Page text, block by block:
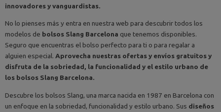
innovadores y vanguardistas.
No lo pienses más y entra en nuestra web para descubrir todos los
modelos de bolsos Slang Barcelona que tenemos disponibles.
Seguro que encuentras el bolso perfecto para ti o para regalar a
alguien especial. Aprovecha nuestras ofertas y envíos gratuitos y
disfruta de la sobriedad, la funcionalidad y el estilo urbano de
los bolsos Slang Barcelona.
Descubre los bolsos Slang, una marca nacida en 1987 en Barcelona con
un enfoque en la sobriedad, funcionalidad y estilo urbano. Sus diseños